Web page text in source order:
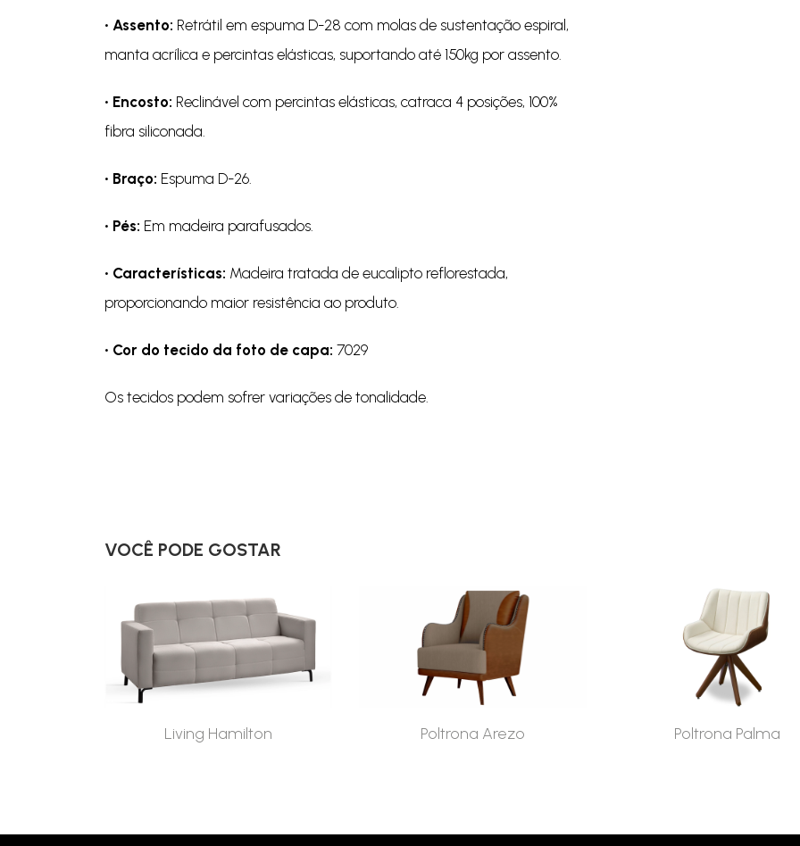
• Assento: Retrátil em espuma D-28 com molas de sustentação espiral,
manta acrílica e percintas elásticas, suportando até 150kg por assento.
• Encosto: Reclinável com percintas elásticas, catraca 4 posições, 100%
fibra siliconada.
• Braço: Espuma D-26.
• Pés: Em madeira parafusados.
• Características: Madeira tratada de eucalipto reflorestada,
proporcionando maior resistência ao produto.
• Cor do tecido da foto de capa: 7029
Os tecidos podem sofrer variações de tonalidade.
VOCÊ PODE GOSTAR
Living Hamilton Poltrona Arezo Poltrona Palma